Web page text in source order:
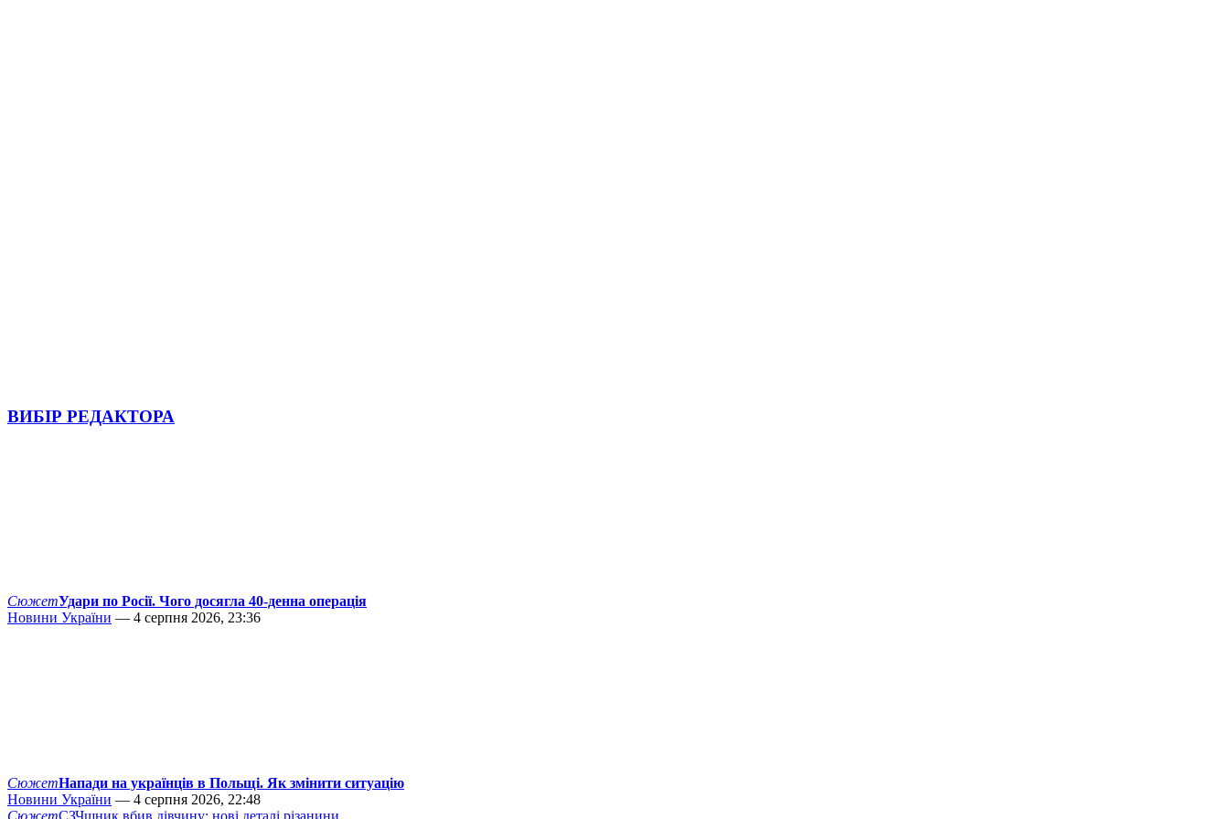
ВИБІР РЕДАКТОРА
СюжетУдари по Росії. Чого досягла 40-денна операція
Новини України — 4 серпня 2026, 23:36
СюжетНапади на українців в Польщі. Як змінити ситуацію
Новини України — 4 серпня 2026, 22:48